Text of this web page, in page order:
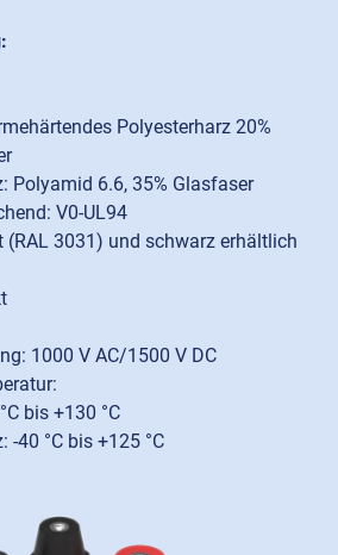
Polyesterharz 20%
Polyamid 6.6, 35% Glasfaser
V0-UL94
(RAL 3031) und schwarz erhältlich
1000 V AC/1500 V DC
bis +130 °C
-40 °C bis +125 °C